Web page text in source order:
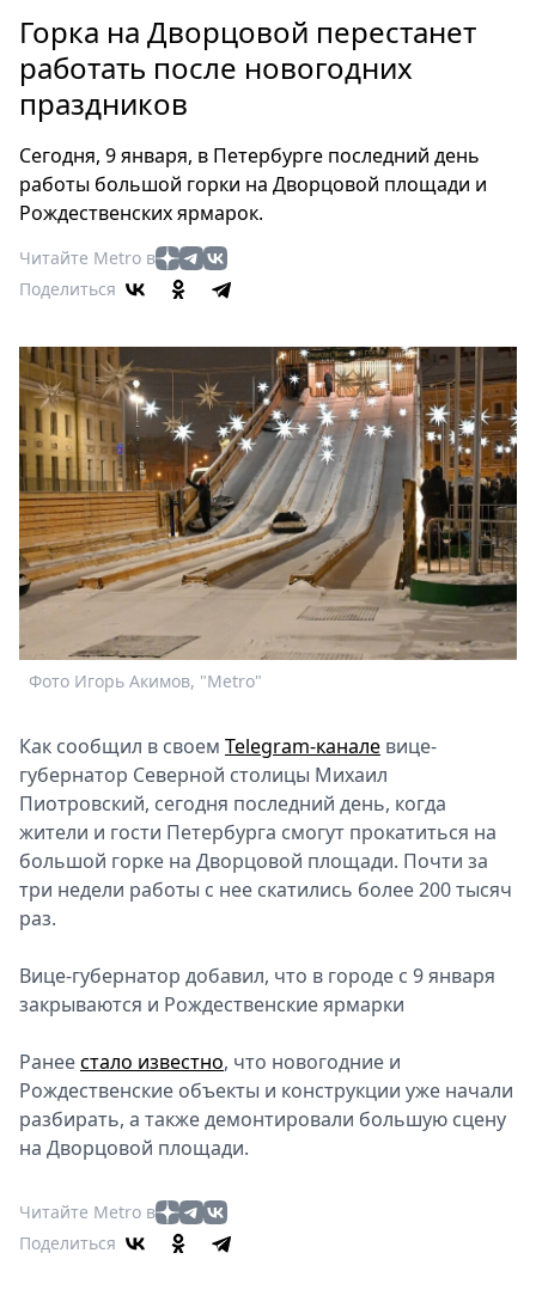
Россия
Мир
Здоровье
Туризм
Мода
Кино
Афиша
Выставки
Пресс-
релизы
О
Metro
Стримы
Спецпроекты
Звезды
2026
Скачай
Горка на Дворцовой перестанет
работать после новогодних
праздников
Сегодня, 9 января, в Петербурге последний день
работы большой горки на Дворцовой площади и
Рождественских ярмарок.
Читайте Metro в
Поделиться
Фото Игорь Акимов, "Metro"
Как сообщил в своем Telegram-канале вице-
губернатор Северной столицы Михаил
Пиотровский, сегодня последний день, когда
жители и гости Петербурга смогут прокатиться на
большой горке на Дворцовой площади. Почти за
три недели работы с нее скатились более 200 тысяч
раз.
Вице-губернатор добавил, что в городе с 9 января
закрываются и Рождественские ярмарки
Ранеестало известно, что новогодние и
Рождественские объекты и конструкции уже начали
разбирать, а также демонтировали большую сцену
на Дворцовой площади.
Читайте Metro в
Поделиться